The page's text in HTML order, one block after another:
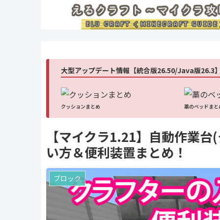
大型アップデート情報【統合版26.50/Java版26.3
クッションまとめ 藁のベッドまと
【マイクラ1.21】自動作業
い方＆便利装置まとめ！
ブロック